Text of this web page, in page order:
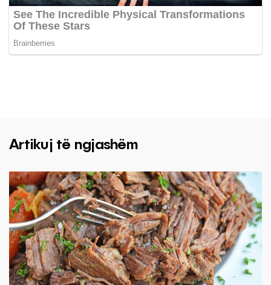
Artikuj të ngjashëm